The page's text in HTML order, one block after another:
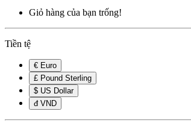
Giỏ hàng của bạn trống!
Tiền tệ
€ Euro
£ Pound Sterling
$ US Dollar
đ VND